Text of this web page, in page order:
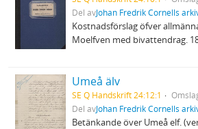
Del avJohan Fredrik Cornells
Kostnadsförslag öfver
Moelfven med bivattendrag.
Umeå älv
SE Q Handskrift 24:12:1
Del avJohan Fredrik Cornells
Betänkande över Umeå elf.